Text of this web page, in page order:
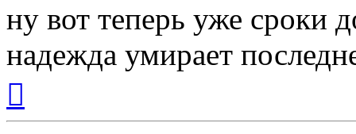
ну вот теперь уже сроки
надежда умирает
началу